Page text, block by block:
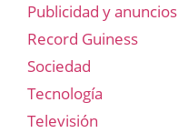
Publicidad y anuncios
Record Guiness
Sociedad
Tecnología
Televisión